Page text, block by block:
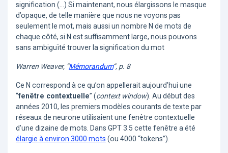
signification (…) Si maintenant, nous élargissons le masque
d’opaque, de telle manière que nous ne voyons pas
seulement le mot, mais aussi un nombre N de mots de
chaque côté, si N est suffisamment large, nous pouvons
sans ambiguïté trouver la signification du mot
Warren Weaver, “Mémorandum“, p. 8
Ce N correspond à ce qu’on appellerait aujourd’hui une
“fenêtre contextuelle” (context window). Au début des
années 2010, les premiers modèles courants de texte par
réseaux de neurone utilisaient une fenêtre contextuelle
d’une dizaine de mots. Dans GPT 3.5 cette fenêtre a été
élargie à environ 3000 mots (ou 4000 “tokens”).